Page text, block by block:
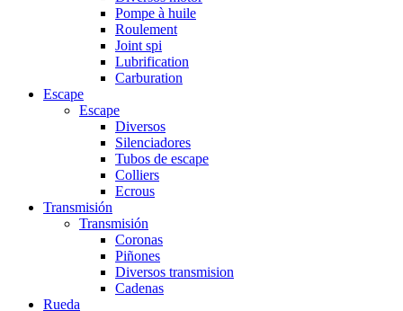
Pompe à huile
Roulement
Joint spi
Lubrification
Carburation
Escape
Escape
Diversos
Silenciadores
Tubos de escape
Colliers
Ecrous
Transmisión
Transmisión
Coronas
Piñones
Diversos transmision
Cadenas
Rueda